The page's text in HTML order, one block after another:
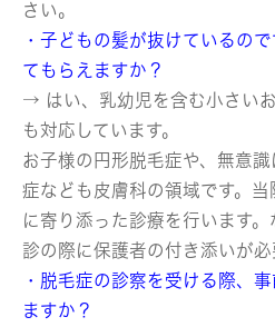
さい。
・子どもの髪が抜けているの
てもらえますか？
→ はい、乳幼児を含む小さい
も対応しています。
お子様の円形脱毛症や、無意
症なども皮膚科の領域です。
に寄り添った診療を行います
診の際に保護者の付き添いが必
・脱毛症の診察を受ける際、
ますか？